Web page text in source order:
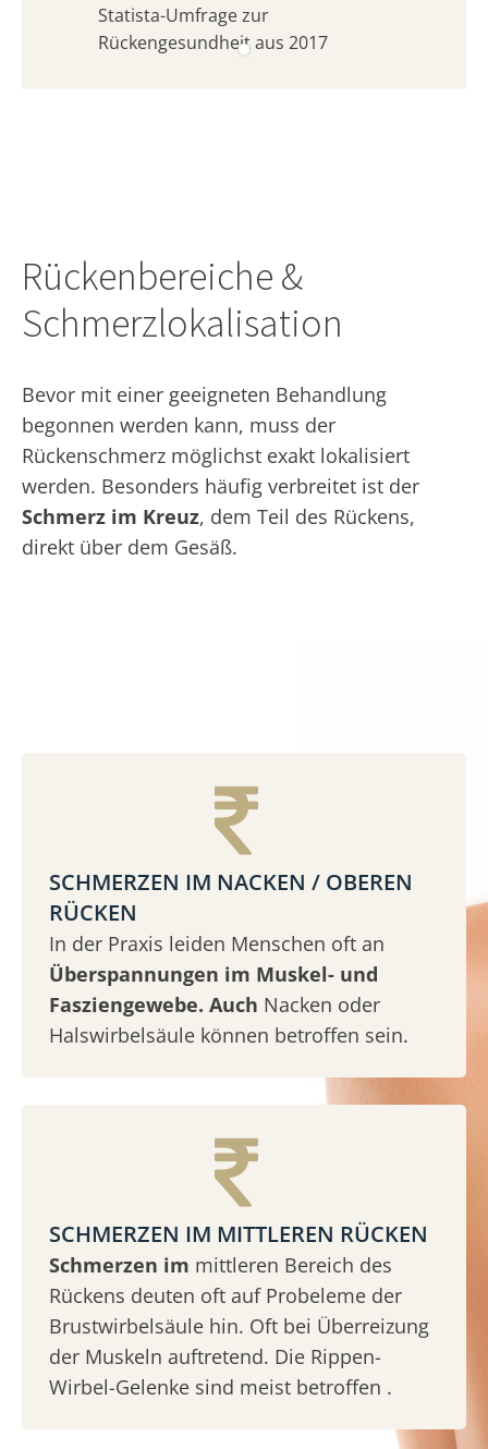
Statista-Umfrage zur
Rückengesundheit aus 2017
Rückenbereiche &
Schmerzlokalisation
Bevor mit einer geeigneten Behandlung
begonnen werden kann, muss der
Rückenschmerz möglichst exakt lokalisiert
werden. Besonders häufig verbreitet ist der
Schmerz im Kreuz, dem Teil des Rückens,
direkt über dem Gesäß.
SCHMERZEN IM NACKEN / OBEREN
RÜCKEN
In der Praxis leiden Menschen oft an
Überspannungen im Muskel- und
Fasziengewebe. Auch Nacken oder
Halswirbelsäule können betroffen sein.
SCHMERZEN IM MITTLEREN RÜCKEN
Schmerzen im mittleren Bereich des
Rückens deuten oft auf Probeleme der
Brustwirbelsäule hin. Oft bei Überreizung
der Muskeln auftretend. Die Rippen-
Wirbel-Gelenke sind meist betroffen .